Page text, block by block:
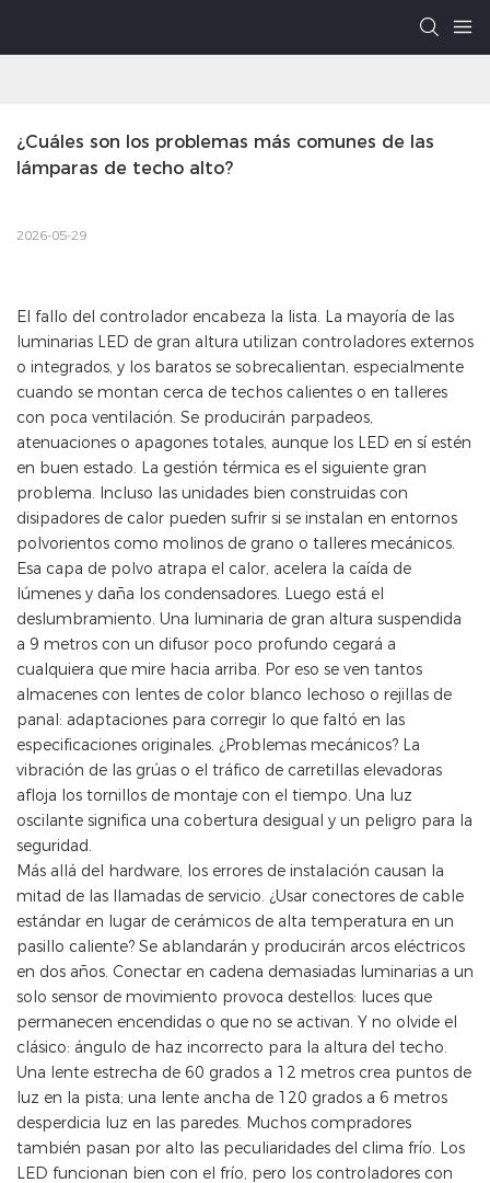
¿Cuáles son los problemas más comunes de las
lámparas de techo alto?
2026-05-29
El fallo del controlador encabeza la lista. La mayoría de las
luminarias LED de gran altura utilizan controladores externos
o integrados, y los baratos se sobrecalientan, especialmente
cuando se montan cerca de techos calientes o en talleres
con poca ventilación. Se producirán parpadeos,
atenuaciones o apagones totales, aunque los LED en sí estén
en buen estado. La gestión térmica es el siguiente gran
problema. Incluso las unidades bien construidas con
disipadores de calor pueden sufrir si se instalan en entornos
polvorientos como molinos de grano o talleres mecánicos.
Esa capa de polvo atrapa el calor, acelera la caída de
lúmenes y daña los condensadores. Luego está el
deslumbramiento. Una luminaria de gran altura suspendida
a 9 metros con un difusor poco profundo cegará a
cualquiera que mire hacia arriba. Por eso se ven tantos
almacenes con lentes de color blanco lechoso o rejillas de
panal: adaptaciones para corregir lo que faltó en las
especificaciones originales. ¿Problemas mecánicos? La
vibración de las grúas o el tráfico de carretillas elevadoras
afloja los tornillos de montaje con el tiempo. Una luz
oscilante significa una cobertura desigual y un peligro para la
seguridad.
Más allá del hardware, los errores de instalación causan la
mitad de las llamadas de servicio. ¿Usar conectores de cable
estándar en lugar de cerámicos de alta temperatura en un
pasillo caliente? Se ablandarán y producirán arcos eléctricos
en dos años. Conectar en cadena demasiadas luminarias a un
solo sensor de movimiento provoca destellos: luces que
permanecen encendidas o que no se activan. Y no olvide el
clásico: ángulo de haz incorrecto para la altura del techo.
Una lente estrecha de 60 grados a 12 metros crea puntos de
luz en la pista; una lente ancha de 120 grados a 6 metros
desperdicia luz en las paredes. Muchos compradores
también pasan por alto las peculiaridades del clima frío. Los
LED funcionan bien con el frío, pero los controladores con